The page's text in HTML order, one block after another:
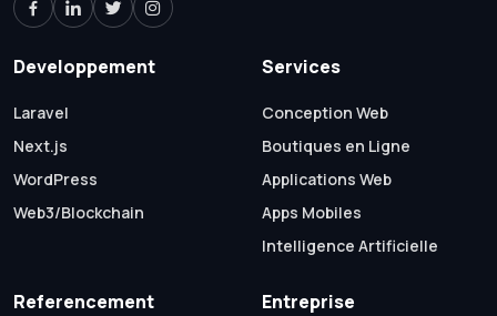
Developpement
Laravel
Next.js
WordPress
Web3/Blockchain
Services
Conception Web
Boutiques en Ligne
Applications Web
Apps Mobiles
Intelligence Artificielle
Referencement Entreprise